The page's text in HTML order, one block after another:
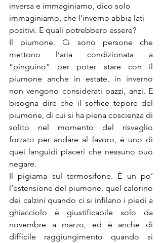
inversa e immaginiamo, dico solo
immaginiamo, che l’inverno abbia lati
positivi. E quali potrebbero essere?
Il piumone. Ci sono persone che
mettono l’aria condizionata a
“pinguino” per poter stare con il
piumone anche in estate, in inverno
non vengono considerati pazzi, anzi. E
bisogna dire che il soffice tepore del
piumone, di cui si ha piena coscienza di
solito nel momento del risveglio
forzato per andare al lavoro, è uno di
quei languidi piaceri che nessuno può
negare.
Il pigiama sul termosifone. È un po’
l’estensione del piumone, quel calorino
dei calzini quando ci si infilano i piedi a
ghiacciolo è giustificabile solo da
novembre a marzo, ed è anche di
difficile raggiungimento quando si